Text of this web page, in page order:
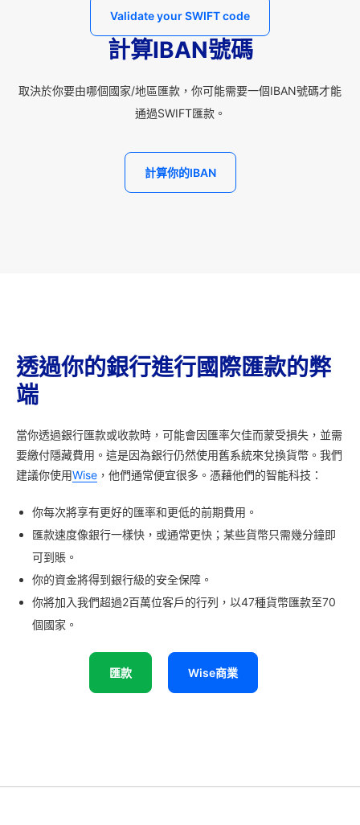
Validate your SWIFT code
計算IBAN號碼
取決於你要由哪個國家/地區匯款，你可能需要一個IBAN號碼才能
通過SWIFT匯款。
計算你的IBAN
透過你的銀行進行國際匯款的弊
端
當你透過銀行匯款或收款時，可能會因匯率欠佳而蒙受損失，並需
要繳付隱藏費用。這是因為銀行仍然使用舊系統來兌換貨幣。我們
建議你使用Wise ，他們通常便宜很多。憑藉他們的智能科技：
你每次將享有更好的匯率和更低的前期費用。
匯款速度像銀行一樣快，或通常更快；某些貨幣只需幾分鐘即
可到賬。
你的資金將得到銀行級的安全保障。
你將加入我們超過2百萬位客戶的行列，以47種貨幣匯款至70
個國家。
匯款 Wise商業